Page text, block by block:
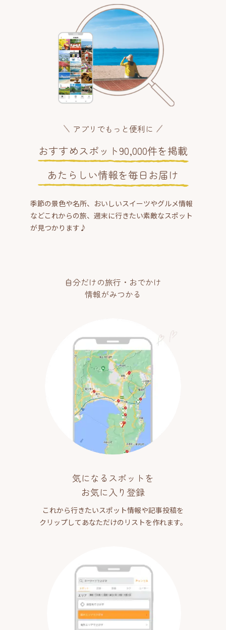
アプリでもっと便利に
おすすめスポット90,000件を掲載
あたらしい情報を毎日お届け
季節の景色や名所、おいしいスイーツやグルメ情報
などこれからの旅、週末に行きたい素敵なスポット
が見つかります♪
自分だけの旅行・おでかけ
情報がみつかる
気になるスポットを
お気に入り登録
これから行きたいスポット情報や記事投稿を
クリップしてあなただけのリストを作れます。